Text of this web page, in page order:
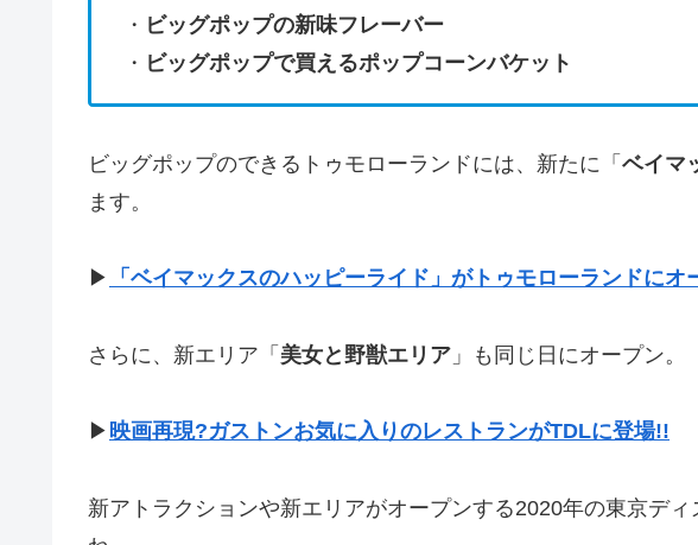
・ ビッグポップの新味フレーバー
・ ビッグポップで買えるポップコーンバケット
ビッグポップのできるトゥモローランドには、新たに「 ベイマ
ます。
▶ 「ベイマックスのハッピーライド」がトゥモローランドにオ
さらに、新エリア「 美女と野獣エリア 」も同じ日にオープン。
▶ 映画再現?ガストンお気に入りのレストランがTDLに登場!!
新アトラクションや新エリアがオープンする2020年の東京デ